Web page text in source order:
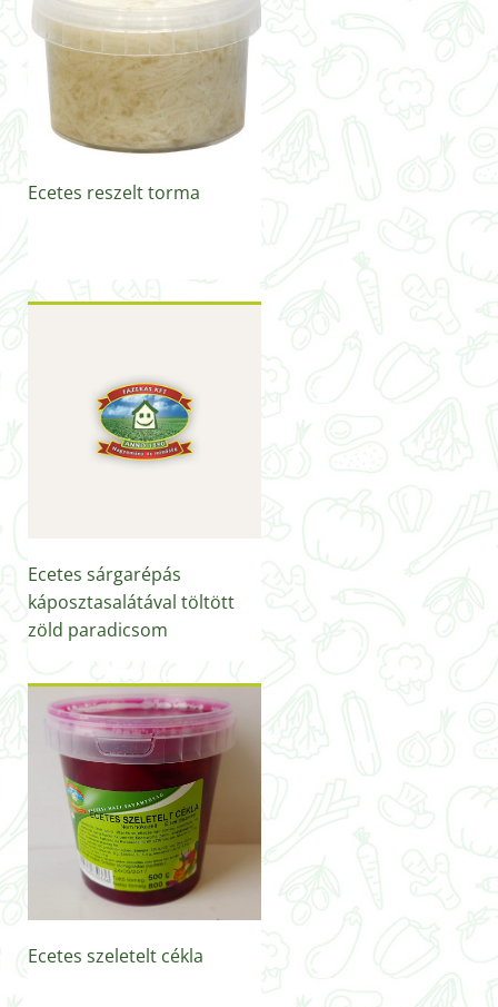
Ecetes reszelt torma
Ecetes sárgarépás
káposztasalátával töltött
zöld paradicsom
Ecetes szeletelt cékla